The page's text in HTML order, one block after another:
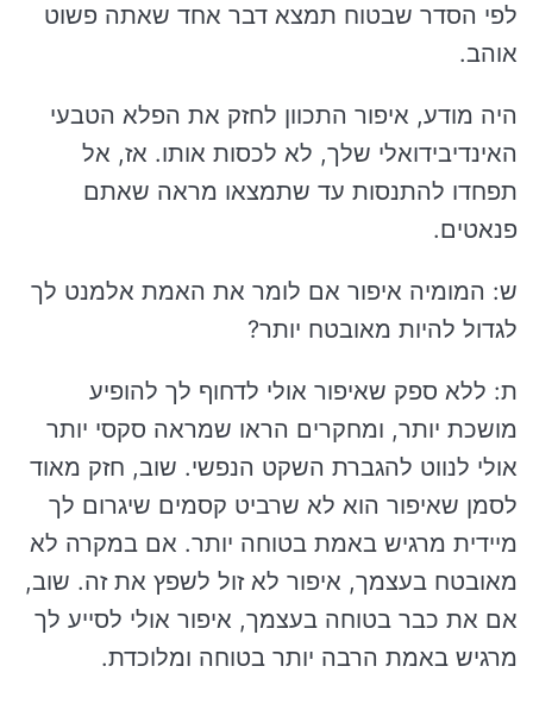
לפי הסדר שבטוח תמצא דבר אחד שאתה פשוט
אוהב.
היה מודע, איפור התכוון לחזק את הפלא הטבעי
האינדיבידואלי שלך, לא לכסות אותו. אז, אל
תפחדו להתנסות עד שתמצאו מראה שאתם
פנאטים.
ש: המומיה איפור אם לומר את האמת אלמנט לך
לגדול להיות מאובטח יותר?
ת: ללא ספק שאיפור אולי לדחוף לך להופיע
מושכת יותר, ומחקרים הראו שמראה סקסי יותר
אולי לנווט להגברת השקט הנפשי. שוב, חזק מאוד
לסמן שאיפור הוא לא שרביט קסמים שיגרום לך
מיידית מרגיש באמת בטוחה יותר. אם במקרה לא
מאובטח בעצמך, איפור לא זול לשפץ את זה. שוב,
אם את כבר בטוחה בעצמך, איפור אולי לסייע לך
מרגיש באמת הרבה יותר בטוחה ומלוכדת.